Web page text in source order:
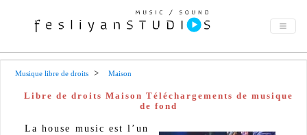
Musique libre de droits Maison
Libre de droits Maison Téléchargements de musique
de fond
La house music est l’un